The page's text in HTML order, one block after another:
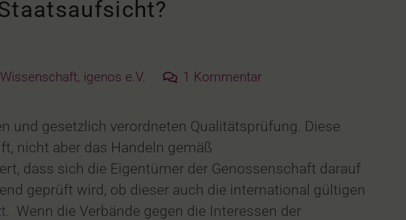
, igenos e.V. 1 Kommentar
und gesetzlich verordneten Qualitätsprüfung. Diese
nicht aber das Handeln gemäß
dass sich die Eigentümer der Genossenschaft darauf
geprüft wird, ob dieser auch die international gültigen
. Wenn die Verbände gegen die Interessen der